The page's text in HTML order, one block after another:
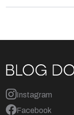
Instagram
Facebook